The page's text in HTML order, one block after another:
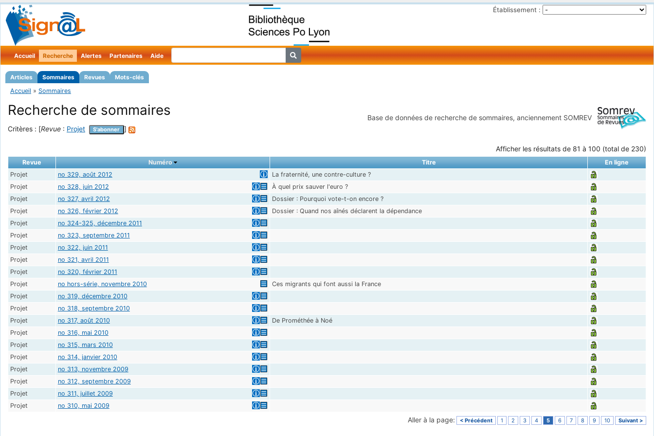
Établissement :
Accueil Recherche
Articles Sommaires Revues Mots-clés
Alertes Partenaires Aide
Accueil » Sommaires
Base de données de recherche de sommaires, anciennement SOMREV
Recherche de sommaires
Critères : [Revue : Projet S'abonner ]
Afficher les résultats de 81 à 100 (total de 230)
Revue Numéro Titre
En ligne
Projet
no 329, août 2012
La fraternité, une contre-culture ?
Projet
no 328, juin 2012
À quel prix sauver l'euro ?
Projet
no 327, avril 2012
Dossier : Pourquoi vote-t-on encore ?
Projet
no 326, février 2012
Dossier : Quand nos aînés déclarent la dépendance
Projet
no 324-325, décembre 2011
Projet
no 323, septembre 2011
Projet
no 322, juin 2011
Projet
no 321, avril 2011
Projet
no 320, février 2011
Projet
no hors-série, novembre 2010
Ces migrants qui font aussi la France
Projet
no 319, décembre 2010
Projet
no 318, septembre 2010
Projet
no 317, août 2010
De Prométhée à Noé
Projet
no 316, mai 2010
Projet
no 315, mars 2010
Projet
no 314, janvier 2010
Projet
no 313, novembre 2009
Projet
no 312, septembre 2009
Projet
no 311, juillet 2009
Projet
no 310, mai 2009
Aller à la page: < Précédent 1 2 3 4 5 6 7 8 9 10 Suivant >